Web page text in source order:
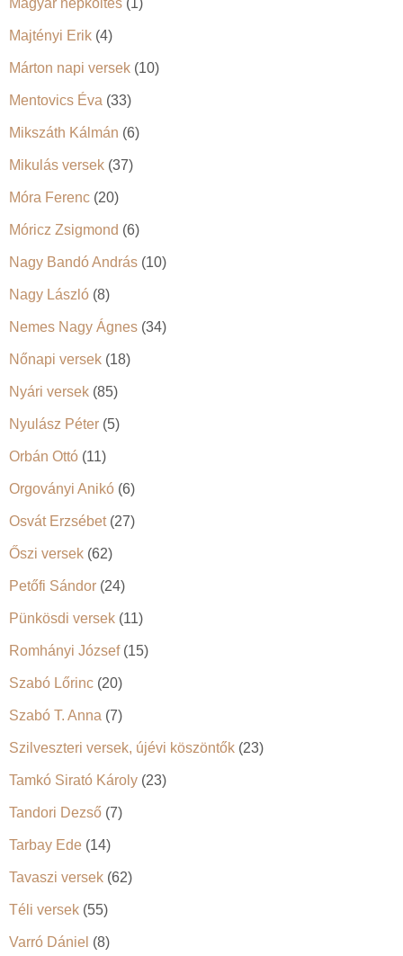
Majtényi Erik (4)
Márton napi versek (10)
Mentovics Éva (33)
Mikszáth Kálmán (6)
Mikulás versek (37)
Móra Ferenc (20)
Móricz Zsigmond (6)
Nagy Bandó András (10)
Nagy László (8)
Nemes Nagy Ágnes (34)
Nőnapi versek (18)
Nyári versek (85)
Nyulász Péter (5)
Orbán Ottó (11)
Orgoványi Anikó (6)
Osvát Erzsébet(27)
Őszi versek (62)
Petőfi Sándor (24)
Pünkösdi versek (11)
Romhányi József(15)
Szabó Lőrinc (20)
Szabó T. Anna (7)
Szilveszteri versek, újévi köszöntők (23)
Tamkó Sirató Károly (23)
Tandori Dezső (7)
Tarbay Ede (14)
Tavaszi versek (62)
Téli versek (55)
Varró Dániel (8)